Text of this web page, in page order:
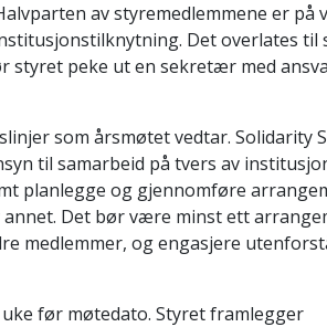
av styremedlemmene er på
Det overlates til
styret peke ut en sekretær med
som årsmøtet vedtar. Solidarity
til samarbeid på tvers av
planlegge og gjennomføre
Det bør være minst ett
medlemmer, og engasjere
før møtedato. Styret framlegger